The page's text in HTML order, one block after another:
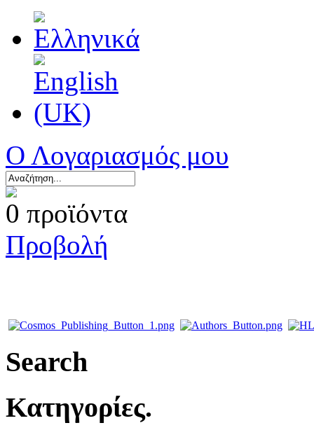
Ο Λογαριασμός μου
0 προϊόντα
Προβολή
Search
Κατηγορίες.